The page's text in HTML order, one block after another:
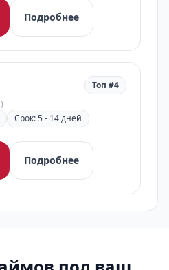
Подробнее
Топ #4
Срок: 5 - 14 дней
Подробнее